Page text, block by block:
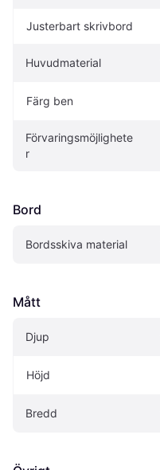
Justerbart skrivbord
Huvudmaterial
Färg ben
Förvaringsmöjlighete
r
Bord
Bordsskiva material
Mått
Djup
Höjd
Bredd